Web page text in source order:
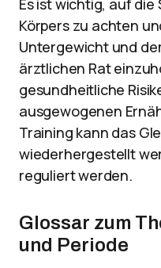
Es ist wichtig, auf
Körpers zu achten
Untergewicht und
ärztlichen Rat
gesundheitliche
ausgewogenen
Training kann das
wiederhergestellt
reguliert werden.
Glossar zum
und Periode